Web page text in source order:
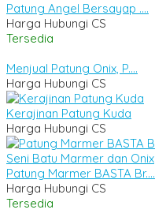
Patung Angel Bersayap ....
Harga Hubungi CS
Tersedia
Menjual Patung Onix, P....
Harga Hubungi CS
Kerajinan Patung Kuda
Harga Hubungi CS
Patung Marmer BASTA Br....
Harga Hubungi CS
Tersedia